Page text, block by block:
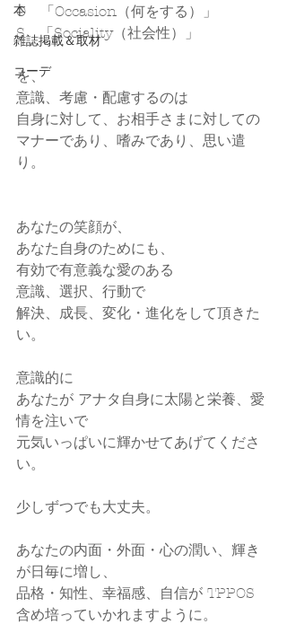
本
雑誌掲載＆取材
コーデ
O　「Occasion（何をする）」
S　「Sociality（社会性）」
を、
意識、考慮・配慮するのは
自身に対して、お相手さまに対しての
マナーであり、嗜みであり、思い遣
り。
あなたの笑顔が、
あなた自身のためにも、
有効で有意義な愛のある
意識、選択、行動で
解決、成長、変化・進化をして頂きた
い。
意識的に
あなたが アナタ自身に太陽と栄養、愛
情を注いで
元気いっぱいに輝かせてあげてくださ
い。
少しずつでも大丈夫。
あなたの内面・外面・心の潤い、輝き
が日毎に増し、
品格・知性、幸福感、自信が TPPOS
含め培っていかれますように。